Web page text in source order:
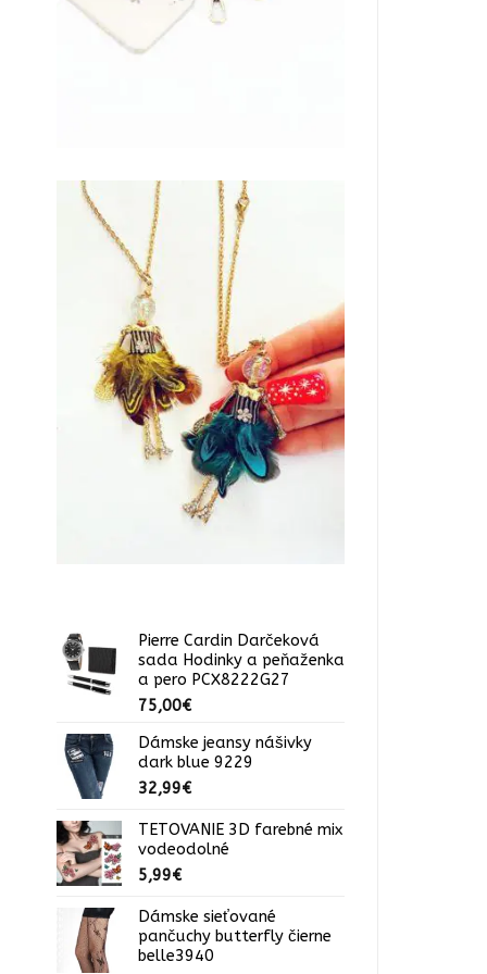
Pierre Cardin Darčeková
sada Hodinky a peňaženka
a pero PCX8222G27
75,00€
Dámske jeansy nášivky
dark blue 9229
32,99€
TETOVANIE 3D farebné mix
vodeodolné
5,99€
Dámske sieťované
pančuchy butterfly čierne
belle3940